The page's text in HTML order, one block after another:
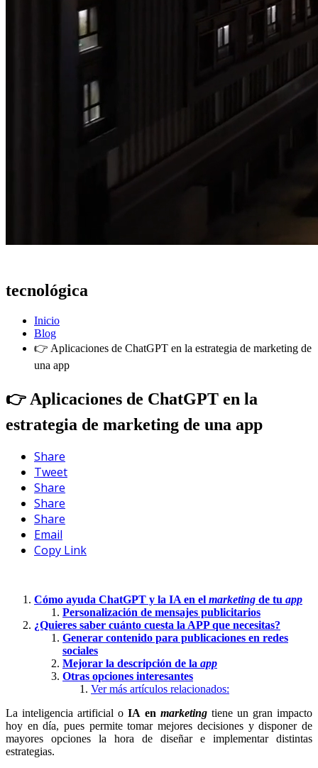
tecnológica
Inicio
Blog
👉 Aplicaciones de ChatGPT en la estrategia de marketing de
una app
👉 Aplicaciones de ChatGPT en la
estrategia de marketing de una app
Share
Tweet
Share
Share
Share
Email
Copy Link
Cómo ayuda ChatGPT y la IA en el marketing de tu app
Personalización de mensajes publicitarios
¿Quieres saber cuánto cuesta la APP que necesitas?
Generar contenido para publicaciones en redes
sociales
Mejorar la descripción de la app
Otras opciones interesantes
Ver más artículos relacionados:
La inteligencia artificial oIA en marketingtiene un gran impacto
hoy en día, pues permite tomar mejores decisiones y disponer de
mayores opciones la hora de diseñar e implementar distintas
estrategias.